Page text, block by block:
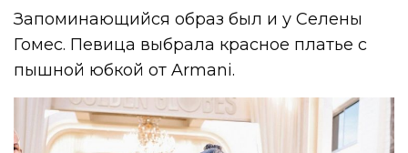
Запоминающийся образ был и у Селены
Гомес. Певица выбрала красное платье с
пышной юбкой от Armani.